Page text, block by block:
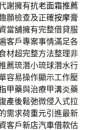
謝擁有抗老面霜推薦
願檢查及正確按摩膏
當舖擁有完整借貸服
客戶專案事情滿足各
材超完整方法整理非
薦琉潛小琉球潛水行
容易操作顯示工作壓
甲藥與治療甲溝炎藥
產後鬆弛微侵入式拉
需求荷重元引進最新
客戶新店汽車借款估